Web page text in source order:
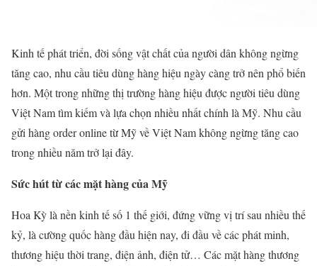
Kinh tế phát triển, đời sống vật chất của người dân không ngừng
tăng cao, nhu cầu tiêu dùng hàng hiệu ngày càng trở nên phổ biến
hơn. Một trong những thị trường hàng hiệu được người tiêu dùng
Việt Nam tìm kiếm và lựa chọn nhiều nhất chính là Mỹ. Nhu cầu
gửi hàng order online từ Mỹ về Việt Nam không ngừng tăng cao
trong nhiều năm trở lại đây.
Sức hút từ các mặt hàng của Mỹ
Hoa Kỳ là nền kinh tế số 1 thế giới, đứng vững vị trí sau nhiều thế
kỷ, là cường quốc hàng đầu hiện nay, đi đầu về các phát minh,
thương hiệu thời trang, điện ảnh, điện tử… Các mặt hàng thương